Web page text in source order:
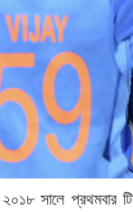
সালে প্রথমবার